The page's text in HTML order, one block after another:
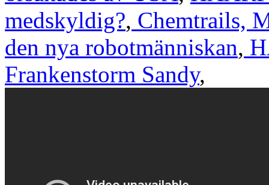
medskyldig?, Chemtrails,
den nya robotmänniskan,
Frankenstorm Sandy,